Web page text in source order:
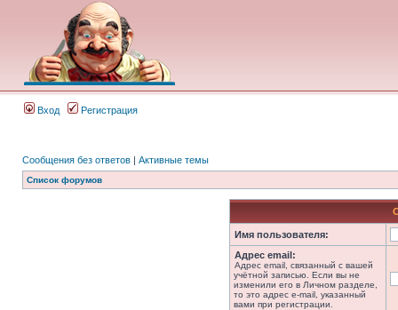
Вход Регистрация
Сообщения без ответов | Активные темы
Список форумов
Имя пользователя:
Адрес email:
Адрес email, связанный с вашей
учётной записью. Если вы не
изменили его в Личном разделе,
то это адрес e-mail, указанный
вами при регистрации.